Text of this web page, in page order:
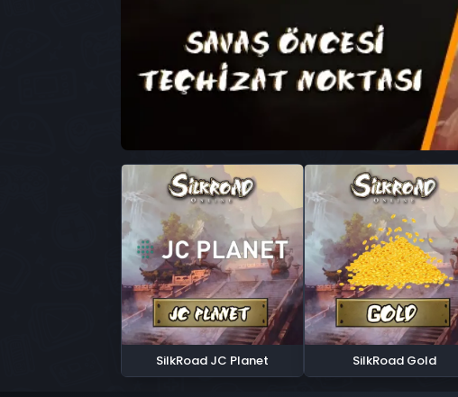
SilkRoad JC Planet SilkRoad Gold